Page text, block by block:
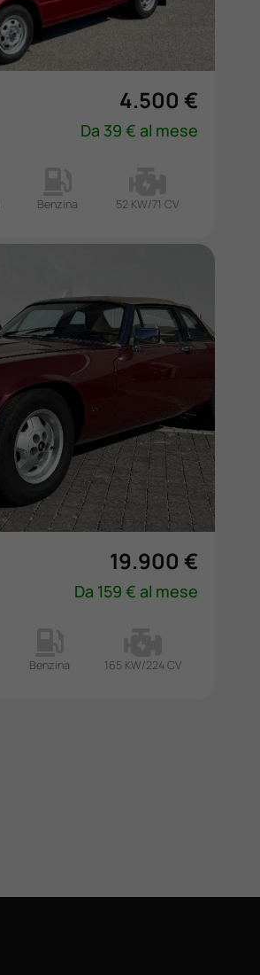
4.500 €
Da 39 € al mese
Benzina 52 KW/71 CV
19.900 €
Da 159 € al mese
Benzina 165 KW/224 CV